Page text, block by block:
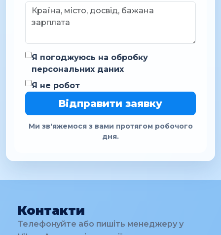
Я погоджуюсь на обробку
персональних даних
Я не робот
Відправити заявку
Ми зв'яжемося з вами протягом робочого
дня.
Контакти
Телефонуйте або пишіть менеджеру у